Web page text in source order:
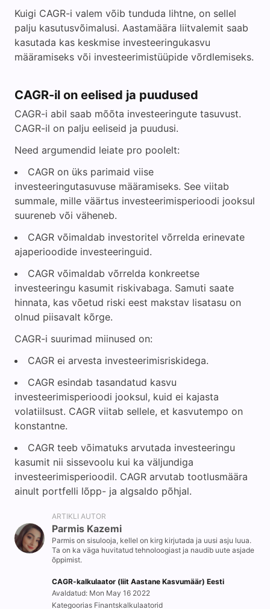
Kuigi CAGR-i valem võib tunduda lihtne, on sellel
palju kasutusvõimalusi. Aastamäära liitvalemit saab
kasutada kas keskmise investeeringukasvu
määramiseks või investeerimistüüpide võrdlemiseks.
CAGR-il on eelised ja puudused
CAGR-i abil saab mõõta investeeringute tasuvust.
CAGR-il on palju eeliseid ja puudusi.
Need argumendid leiate pro poolelt:
CAGR on üks parimaid viise
investeeringutasuvuse määramiseks. See viitab
summale, mille väärtus investeerimisperioodi jooksul
suureneb või väheneb.
CAGR võimaldab investoritel võrrelda erinevate
ajaperioodide investeeringuid.
CAGR võimaldab võrrelda konkreetse
investeeringu kasumit riskivabaga. Samuti saate
hinnata, kas võetud riski eest makstav lisatasu on
olnud piisavalt kõrge.
CAGR-i suurimad miinused on:
CAGR ei arvesta investeerimisriskidega.
CAGR esindab tasandatud kasvu
investeerimisperioodi jooksul, kuid ei kajasta
volatiilsust. CAGR viitab sellele, et kasvutempo on
konstantne.
CAGR teeb võimatuks arvutada investeeringu
kasumit nii sissevoolu kui ka väljundiga
investeerimisperioodil. CAGR arvutab tootlusmäära
ainult portfelli lõpp- ja algsaldo põhjal.
ARTIKLI AUTOR
Parmis Kazemi
Parmis on sisulooja, kellel on kirg kirjutada ja uusi asju luua.
Ta on ka väga huvitatud tehnoloogiast ja naudib uute asjade
õppimist.
CAGR-kalkulaator (liit Aastane Kasvumäär) Eesti
Avaldatud: Mon May 16 2022
Kategoorias Finantskalkulaatorid